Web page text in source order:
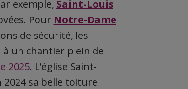
exemple, Saint-Louis
Pour Notre-Dame
de sécurité, les
un chantier plein de
2025. L’église Saint-
2024 sa belle toiture